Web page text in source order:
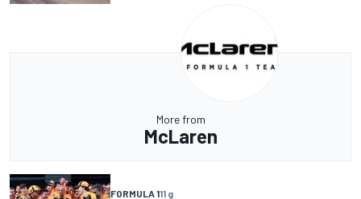
More from
McLaren
FORMULA 111 g